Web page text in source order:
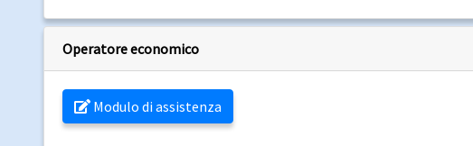
Operatore economico
Modulo di assistenza